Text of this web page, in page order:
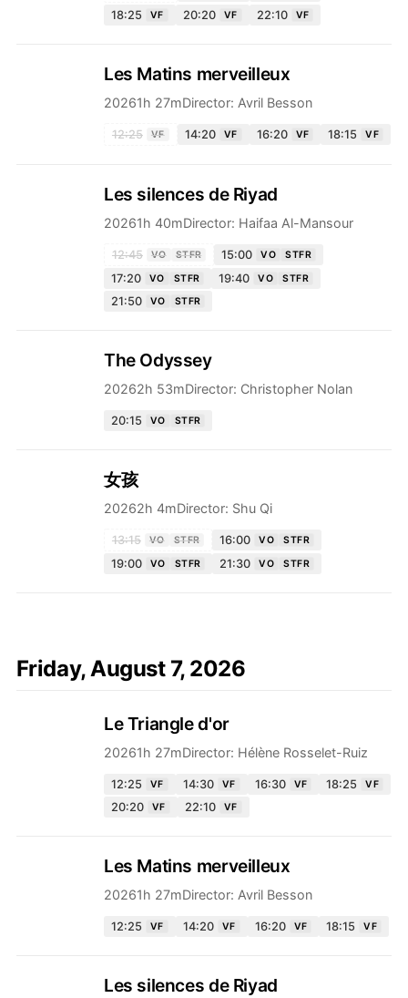
18:25 VF 20:20 VF 22:10 VF
Les Matins merveilleux
20261h 27mDirector: Avril Besson
12:25 VF 14:20 VF 16:20 VF 18:15 VF
Les silences de Riyad
20261h 40mDirector: Haifaa Al-Mansour
12:45 VO STFR 15:00 VO STFR
17:20 VO STFR 19:40 VO STFR
21:50 VO STFR
The Odyssey
20262h 53mDirector: Christopher Nolan
20:15 VO STFR
女孩
20262h 4mDirector: Shu Qi
13:15 VO STFR 16:00 VO STFR
19:00 VO STFR 21:30 VO STFR
Friday, August 7, 2026
Le Triangle d'or
20261h 27mDirector: Hélène Rosselet-Ruiz
12:25 VF 14:30 VF 16:30 VF 18:25 VF
20:20 VF 22:10 VF
Les Matins merveilleux
20261h 27mDirector: Avril Besson
12:25 VF 14:20 VF 16:20 VF 18:15 VF
Les silences de Riyad